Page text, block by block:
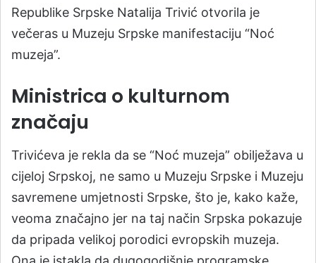
Republike Srpske Natalija Trivić otvorila je
večeras u Muzeju Srpske manifestaciju “Noć
muzeja”.
Ministrica o kulturnom
značaju
Trivićeva je rekla da se “Noć muzeja” obilježava u
cijeloj Srpskoj, ne samo u Muzeju Srpske i Muzeju
savremene umjetnosti Srpske, što je, kako kaže,
veoma značajno jer na taj način Srpska pokazuje
da pripada velikoj porodici evropskih muzeja.